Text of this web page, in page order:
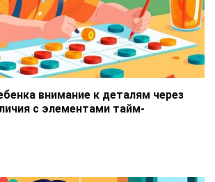
внимание к деталям через
с элементами тайм-